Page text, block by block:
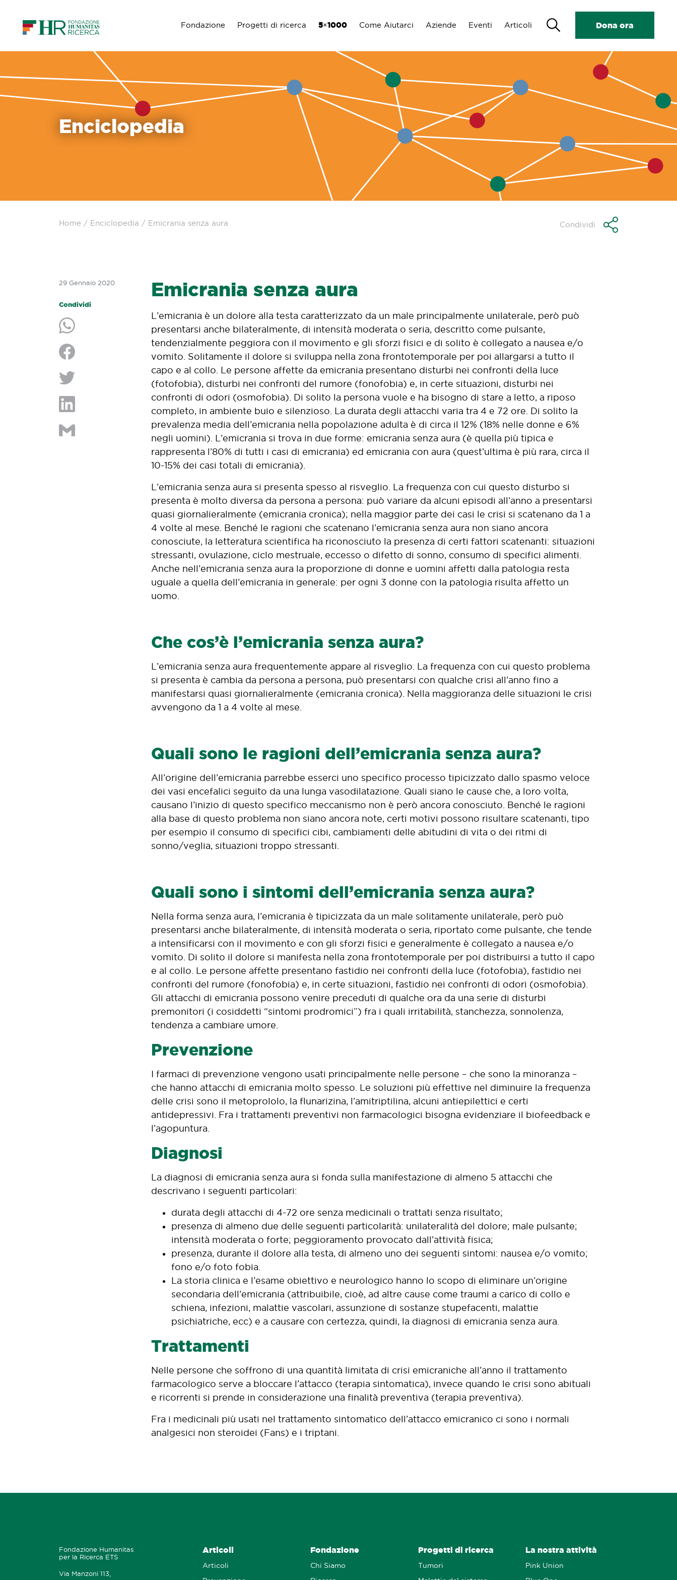
Navigazione principale
Fondazione Progetti di ricerca 5×1000 Come Aiutarci Aziende Eventi Articoli
Search
Dona ora
Enciclopedia
Home / Enciclopedia / Emicrania senza aura Condividi
29 Gennaio 2020
Condividi
Condividi su Whatsapp
Emicrania senza aura
L’emicrania è un dolore alla testa caratterizzato da un male principalmente unilaterale, però può
presentarsi anche bilateralmente, di intensità moderata o seria, descritto come pulsante,
tendenzialmente peggiora con il movimento e gli sforzi fisici e di solito è collegato a nausea e/o
vomito. Solitamente il dolore si sviluppa nella zona frontotemporale per poi allargarsi a tutto il
capo e al collo. Le persone affette da emicrania presentano disturbi nei confronti della luce
(fotofobia), disturbi nei confronti del rumore (fonofobia) e, in certe situazioni, disturbi nei
confronti di odori (osmofobia). Di solito la persona vuole e ha bisogno di stare a letto, a riposo
completo, in ambiente buio e silenzioso. La durata degli attacchi varia tra 4 e 72 ore. Di solito la
prevalenza media dell’emicrania nella popolazione adulta è di circa il 12% (18% nelle donne e 6%
negli uomini). L’emicrania si trova in due forme: emicrania senza aura (è quella più tipica e
rappresenta l’80% di tutti i casi di emicrania) ed emicrania con aura (quest’ultima è più rara, circa il
10-15% dei casi totali di emicrania).
L’emicrania senza aura si presenta spesso al risveglio. La frequenza con cui questo disturbo si
presenta è molto diversa da persona a persona: può variare da alcuni episodi all’anno a presentarsi
quasi giornalieralmente (emicrania cronica); nella maggior parte dei casi le crisi si scatenano da 1 a
4 volte al mese. Benché le ragioni che scatenano l’emicrania senza aura non siano ancora
conosciute, la letteratura scientifica ha riconosciuto la presenza di certi fattori scatenanti: situazioni
stressanti, ovulazione, ciclo mestruale, eccesso o difetto di sonno, consumo di specifici alimenti.
Anche nell’emicrania senza aura la proporzione di donne e uomini affetti dalla patologia resta
uguale a quella dell’emicrania in generale: per ogni 3 donne con la patologia risulta affetto un
uomo.
Che cos’è l’emicrania senza aura?
L’emicrania senza aura frequentemente appare al risveglio. La frequenza con cui questo problema
si presenta è cambia da persona a persona, può presentarsi con qualche crisi all’anno fino a
manifestarsi quasi giornalieralmente (emicrania cronica). Nella maggioranza delle situazioni le crisi
avvengono da 1 a 4 volte al mese.
Quali sono le ragioni dell’emicrania senza aura?
All’origine dell’emicrania parrebbe esserci uno specifico processo tipicizzato dallo spasmo veloce
dei vasi encefalici seguito da una lunga vasodilatazione. Quali siano le cause che, a loro volta,
causano l’inizio di questo specifico meccanismo non è però ancora conosciuto. Benché le ragioni
alla base di questo problema non siano ancora note, certi motivi possono risultare scatenanti, tipo
per esempio il consumo di specifici cibi, cambiamenti delle abitudini di vita o dei ritmi di
sonno/veglia, situazioni troppo stressanti.
Quali sono i sintomi dell’emicrania senza aura?
Nella forma senza aura, l’emicrania è tipicizzata da un male solitamente unilaterale, però può
presentarsi anche bilateralmente, di intensità moderata o seria, riportato come pulsante, che tende
a intensificarsi con il movimento e con gli sforzi fisici e generalmente è collegato a nausea e/o
vomito. Di solito il dolore si manifesta nella zona frontotemporale per poi distribuirsi a tutto il capo
e al collo. Le persone affette presentano fastidio nei confronti della luce (fotofobia), fastidio nei
confronti del rumore (fonofobia) e, in certe situazioni, fastidio nei confronti di odori (osmofobia).
Gli attacchi di emicrania possono venire preceduti di qualche ora da una serie di disturbi
premonitori (i cosiddetti “sintomi prodromici”) fra i quali irritabilità, stanchezza, sonnolenza,
tendenza a cambiare umore.
Prevenzione
I farmaci di prevenzione vengono usati principalmente nelle persone – che sono la minoranza –
che hanno attacchi di emicrania molto spesso. Le soluzioni più effettive nel diminuire la frequenza
delle crisi sono il metoprololo, la flunarizina, l’amitriptilina, alcuni antiepilettici e certi
antidepressivi. Fra i trattamenti preventivi non farmacologici bisogna evidenziare il biofeedback e
l’agopuntura.
Diagnosi
La diagnosi di emicrania senza aura si fonda sulla manifestazione di almeno 5 attacchi che
descrivano i seguenti particolari:
durata degli attacchi di 4-72 ore senza medicinali o trattati senza risultato;
presenza di almeno due delle seguenti particolarità: unilateralità del dolore; male pulsante;
intensità moderata o forte; peggioramento provocato dall’attività fisica;
presenza, durante il dolore alla testa, di almeno uno dei seguenti sintomi: nausea e/o vomito;
fono e/o foto fobia.
La storia clinica e l’esame obiettivo e neurologico hanno lo scopo di eliminare un’origine
secondaria dell’emicrania (attribuibile, cioè, ad altre cause come traumi a carico di collo e
schiena, infezioni, malattie vascolari, assunzione di sostanze stupefacenti, malattie
psichiatriche, ecc) e a causare con certezza, quindi, la diagnosi di emicrania senza aura.
Trattamenti
Nelle persone che soffrono di una quantità limitata di crisi emicraniche all’anno il trattamento
farmacologico serve a bloccare l’attacco (terapia sintomatica), invece quando le crisi sono abituali
e ricorrenti si prende in considerazione una finalità preventiva (terapia preventiva).
Fra i medicinali più usati nel trattamento sintomatico dell’attacco emicranico ci sono i normali
analgesici non steroidei (Fans) e i triptani.
Fondazione Humanitas
per la Ricerca ETS
Via Manzoni 113,
Articoli
Articoli
Fondazione
Chi Siamo
Progetti di ricerca
Tumori
La nostra attività
Pink Union